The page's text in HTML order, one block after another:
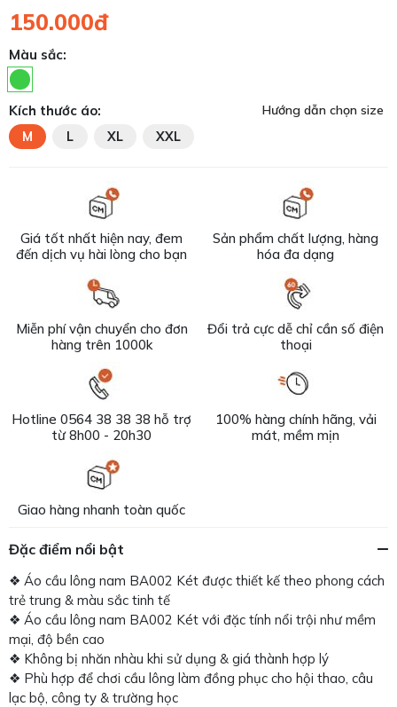
150.000đ
Màu sắc:
Kích thước áo: Hướng dẫn chọn size
M L XL XXL
Giá tốt nhất hiện nay, đem
đến dịch vụ hài lòng cho bạn
Sản phẩm chất lượng, hàng
hóa đa dạng
Miễn phí vận chuyển cho đơn
hàng trên 1000k
Đổi trả cực dễ chỉ cần số điện
thoại
Hotline 0564 38 38 38 hỗ trợ
từ 8h00 - 20h30
100% hàng chính hãng, vải
mát, mềm mịn
Giao hàng nhanh toàn quốc
Đặc điểm nổi bật
❖ Áo cầu lông nam BA002 Két được thiết kế theo phong cách
trẻ trung & màu sắc tinh tế
❖ Áo cầu lông nam BA002 Két với đặc tính nổi trội như mềm
mại, độ bền cao
❖ Không bị nhăn nhàu khi sử dụng & giá thành hợp lý
❖ Phù hợp để chơi cầu lông làm đồng phục cho hội thao, câu
lạc bộ, công ty & trường học